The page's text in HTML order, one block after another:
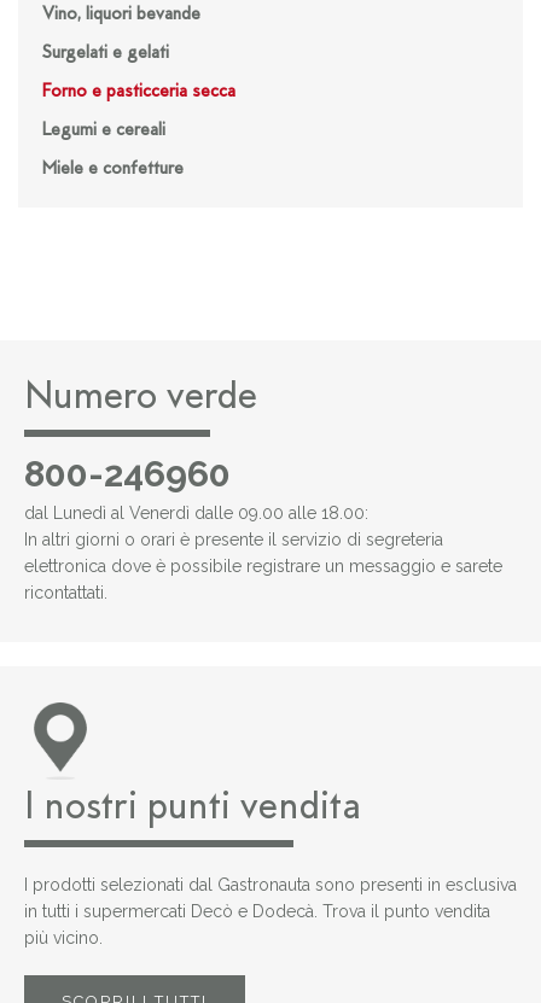
Vino, liquori bevande
Surgelati e gelati
Forno e pasticceria secca
Legumi e cereali
Miele e confetture
Numero verde
800-246960
dal Lunedì al Venerdì dalle 09.00 alle 18.00:
In altri giorni o orari è presente il servizio di segreteria
elettronica dove è possibile registrare un messaggio e sarete
ricontattati.
I nostri punti vendita
I prodotti selezionati dal Gastronauta sono presenti in esclusiva
in tutti i supermercati Decò e Dodecà. Trova il punto vendita
più vicino.